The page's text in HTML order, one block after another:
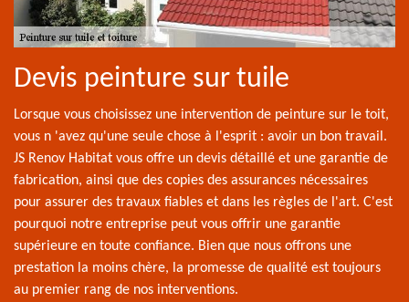
Devis peinture sur tuile
Lorsque vous choisissez une intervention de peinture sur le toit,
vous n 'avez qu'une seule chose à l'esprit : avoir un bon travail.
JS Renov Habitat vous offre un devis détaillé et une garantie de
fabrication, ainsi que des copies des assurances nécessaires
pour assurer des travaux fiables et dans les règles de l'art. C'est
pourquoi notre entreprise peut vous offrir une garantie
supérieure en toute confiance. Bien que nous offrons une
prestation la moins chère, la promesse de qualité est toujours
au premier rang de nos interventions.